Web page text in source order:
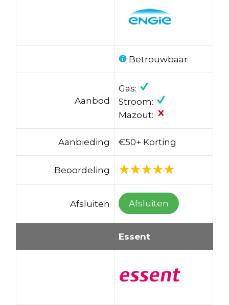
Betrouwbaar
Aanbod
Gas:
Stroom:
Mazout:
Aanbieding €50+ Korting
Beoordeling
Afsluiten Afsluiten
Essent